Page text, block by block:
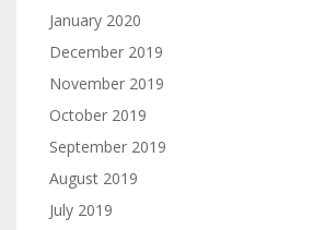
January 2020
December 2019
November 2019
October 2019
September 2019
August 2019
July 2019